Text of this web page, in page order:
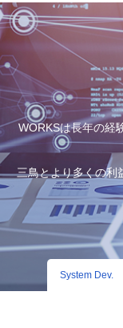
WORKSは長年の経
三鳥とより多くの利
System Dev.